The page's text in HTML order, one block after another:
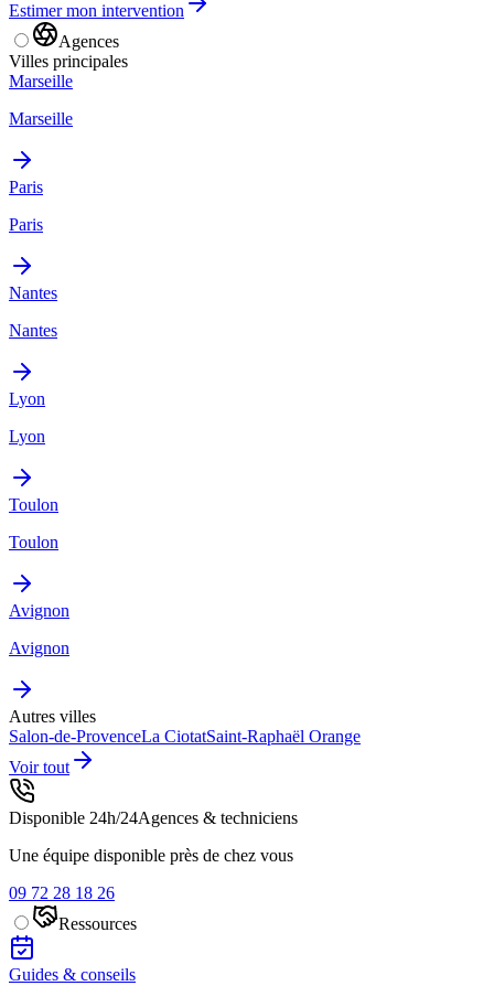
Estimer mon intervention
Agences
Villes principales
Marseille
Marseille
Paris
Paris
Nantes
Nantes
Lyon
Lyon
Toulon
Toulon
Avignon
Avignon
Autres villes
Salon-de-ProvenceLa CiotatSaint-Raphaël Orange
Voir tout
Disponible 24h/24Agences & techniciens
Une équipe disponible près de chez vous
09 72 28 18 26
Ressources
Guides & conseils